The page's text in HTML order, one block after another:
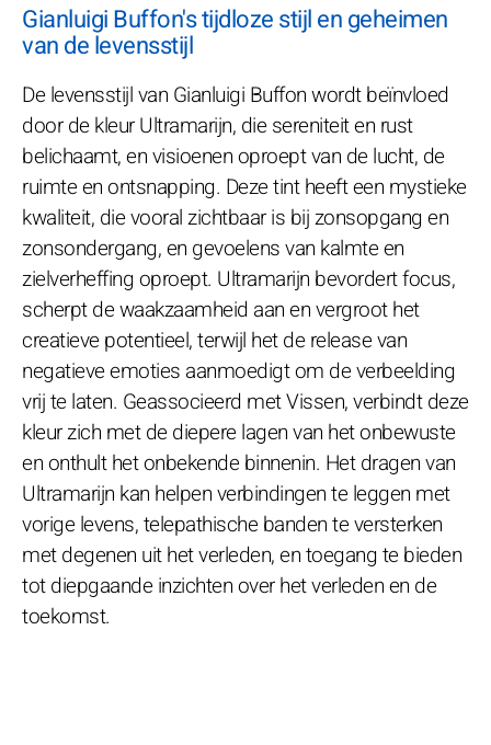
Gianluigi Buffon's tijdloze stijl en geheimen
van de levensstijl
De levensstijl van Gianluigi Buffon wordt beïnvloed
door de kleur Ultramarijn, die sereniteit en rust
belichaamt, en visioenen oproept van de lucht, de
ruimte en ontsnapping. Deze tint heeft een mystieke
kwaliteit, die vooral zichtbaar is bij zonsopgang en
zonsondergang, en gevoelens van kalmte en
zielverheffing oproept. Ultramarijn bevordert focus,
scherpt de waakzaamheid aan en vergroot het
creatieve potentieel, terwijl het de release van
negatieve emoties aanmoedigt om de verbeelding
vrij te laten. Geassocieerd met Vissen, verbindt deze
kleur zich met de diepere lagen van het onbewuste
en onthult het onbekende binnenin. Het dragen van
Ultramarijn kan helpen verbindingen te leggen met
vorige levens, telepathische banden te versterken
met degenen uit het verleden, en toegang te bieden
tot diepgaande inzichten over het verleden en de
toekomst.